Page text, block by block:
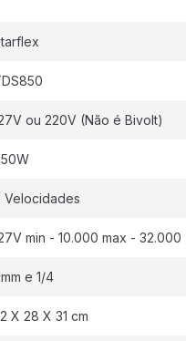
ou 220V (Não é Bivolt)
Velocidades
min - 10.000 max -
e 1/4
X 28 X 31 cm